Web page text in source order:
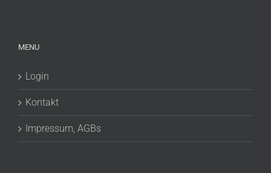
MENU
Login
Kontakt
Impressum, AGBs